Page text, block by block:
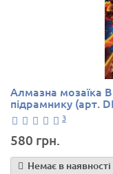
Алмазна мозаїка
підрамнику (арт.
3
580 грн.
Немає в наявності